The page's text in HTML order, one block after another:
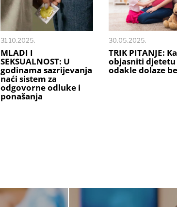
31.10.2025.
MLADI I
SEKSUALNOST: U
godinama sazrijevanja
naći sistem za
odgovorne odluke i
ponašanja
30.05.2025.
TRIK PITANJE:
objasniti djetetu
odakle dolaze